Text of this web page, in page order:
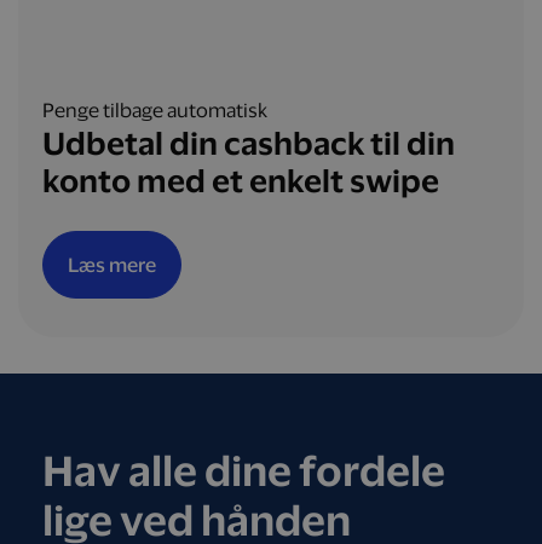
Penge tilbage automatisk
Udbetal din cashback til din
konto med et enkelt swipe
Læs mere
Hav alle dine fordele
lige ved hånden